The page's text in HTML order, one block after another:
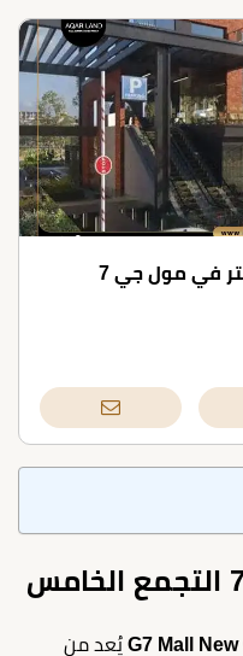
محل تجاري للبيع بمساحة 50 متر في مول جي 7
يُعد من